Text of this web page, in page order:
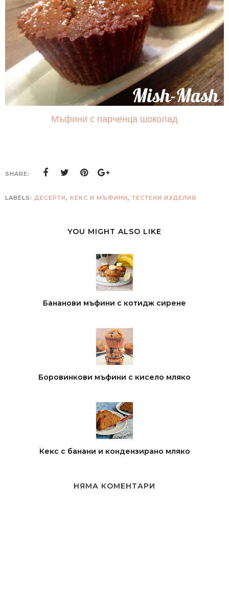
Мъфини с парченца шоколад
SHARE:
LABELS: ДЕСЕРТИ, КЕКС И МЪФИНИ, ТЕСТЕНИ ИЗДЕЛИЯ
YOU MIGHT ALSO LIKE
Бананови мъфини с котидж сирене
Боровинкови мъфини с кисело мляко
Кекс с банани и кондензирано мляко
НЯМА КОМЕНТАРИ